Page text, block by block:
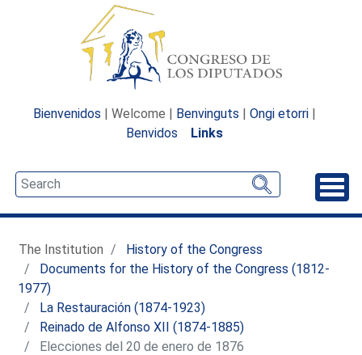
Bienvenidos | Welcome | Benvinguts | Ongi etorri |
Benvidos
Links
The Institution
History of the Congress
Documents for the History of the Congress (1812-
1977)
La Restauración (1874-1923)
Reinado de Alfonso XII (1874-1885)
Elecciones del 20 de enero de 1876